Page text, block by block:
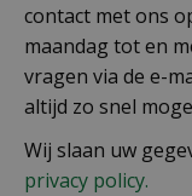
contact met ons
maandag tot en
vragen via de e-
altijd zo snel
Wij slaan uw
privacy policy.